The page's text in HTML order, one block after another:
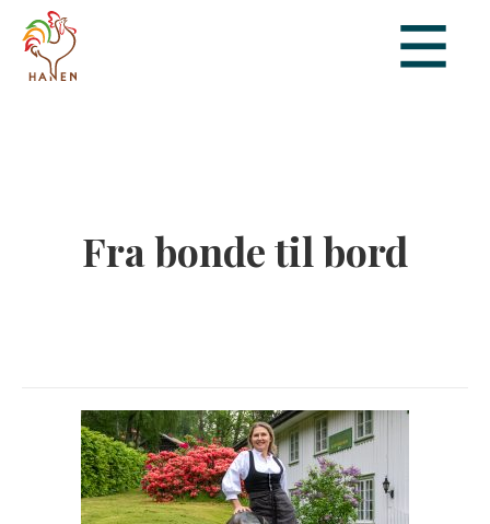
Fra bonde til bord